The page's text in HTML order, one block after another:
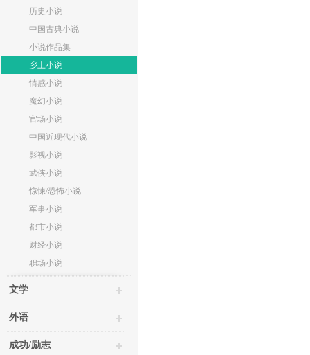
历史小说
中国古典小说
小说作品集
乡土小说
情感小说
魔幻小说
官场小说
中国近现代小说
影视小说
武侠小说
惊悚/恐怖小说
军事小说
都市小说
财经小说
职场小说
文学
外语
成功/励志